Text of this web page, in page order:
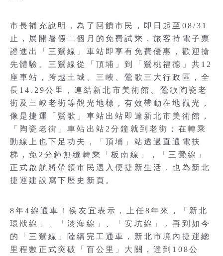
市長補充說明，為了回饋市民，即日起至08/31
止，展開暑假二個月的免費試乘，旅客持電子票
證進出「三鶯線」車站即享有免費優惠，歡迎搶
先體驗。三鶯線從「頂埔」到「鶯桃福德」共12
座車站，跨越土城、三峽、鶯歌三大行政區，全
長14.29公里，連結新北市美術館、鶯歌陶瓷老
街及三峽老街等觀光地標，有效帶動在地觀光，
像是捷運「鶯歌」車站出站即達新北市美術館，
「陶瓷老街」車站出站2分鐘就到老街；在轉乘
動線上也下足功夫，「頂埔」站透過直通電扶
梯，免2分鐘無縫轉乘「板南線」，「三鶯線」
正式啟航將帶領市民邁入便捷新生活，也為新北
捷運建設寫下歷史新頁。
8年4線通車！侯友宜表示，上任8年來，「新北
環狀線」、「淡海線」、「安坑線」，再到如今
的「三鶯線」陸續完工通車，新北市境內捷運總
里程數正式突破「百公里」大關，達到108公